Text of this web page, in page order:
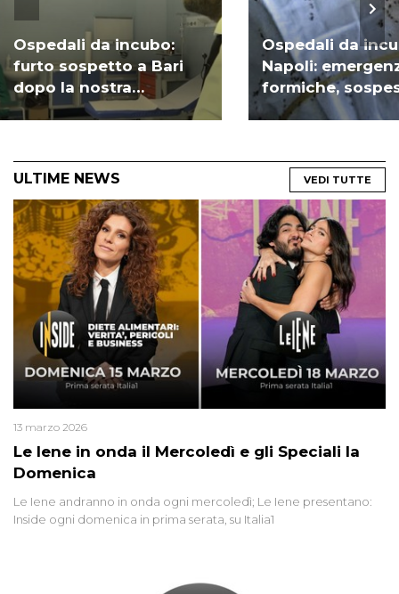
Ospedali da incubo:
furto sospetto a Bari
dopo la nostra
inchiesta | VIDEO
Ospedali da
Napoli:
formiche,
dipendenti |
ULTIME NEWS VEDI TUTTE
Le Iene in onda il Mercoledì e gli Speciali la
Domenica
13 marzo 2026
Le Iene andranno in onda ogni mercoledì; Le Iene presentano:
Inside ogni domenica in prima serata, su Italia1